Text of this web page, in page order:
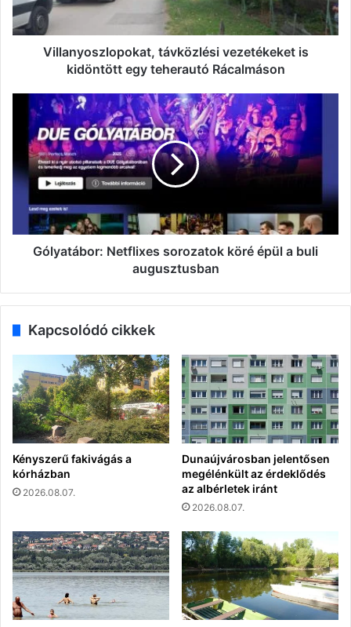
Rácalmáson
Villanyoszlopokat, távközlési vezetékeket is
kidöntött egy teherautó Rácalmáson
Gólyatábor:
Netflixes
sorozatok
köré
épül
a
augusztusban
Gólyatábor: Netflixes sorozatok köré épül a buli
augusztusban
Kapcsolódó cikkek
Kényszerű fakivágás a
kórházban
2026.08.07.
Dunaújvárosban jelentősen
megélénkült az érdeklődés
az albérletek iránt
2026.08.07.